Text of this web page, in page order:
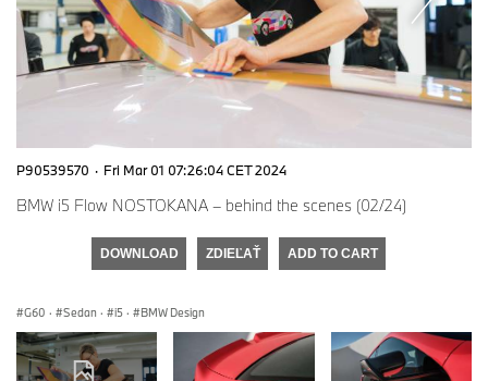
P90539570 · Fri Mar 01 07:26:04 CET 2024
BMW i5 Flow NOSTOKANA – behind the scenes (02/24)
DOWNLOAD ZDIEĽAŤ ADD TO CART
G60 · Sedan · i5 · BMW Design